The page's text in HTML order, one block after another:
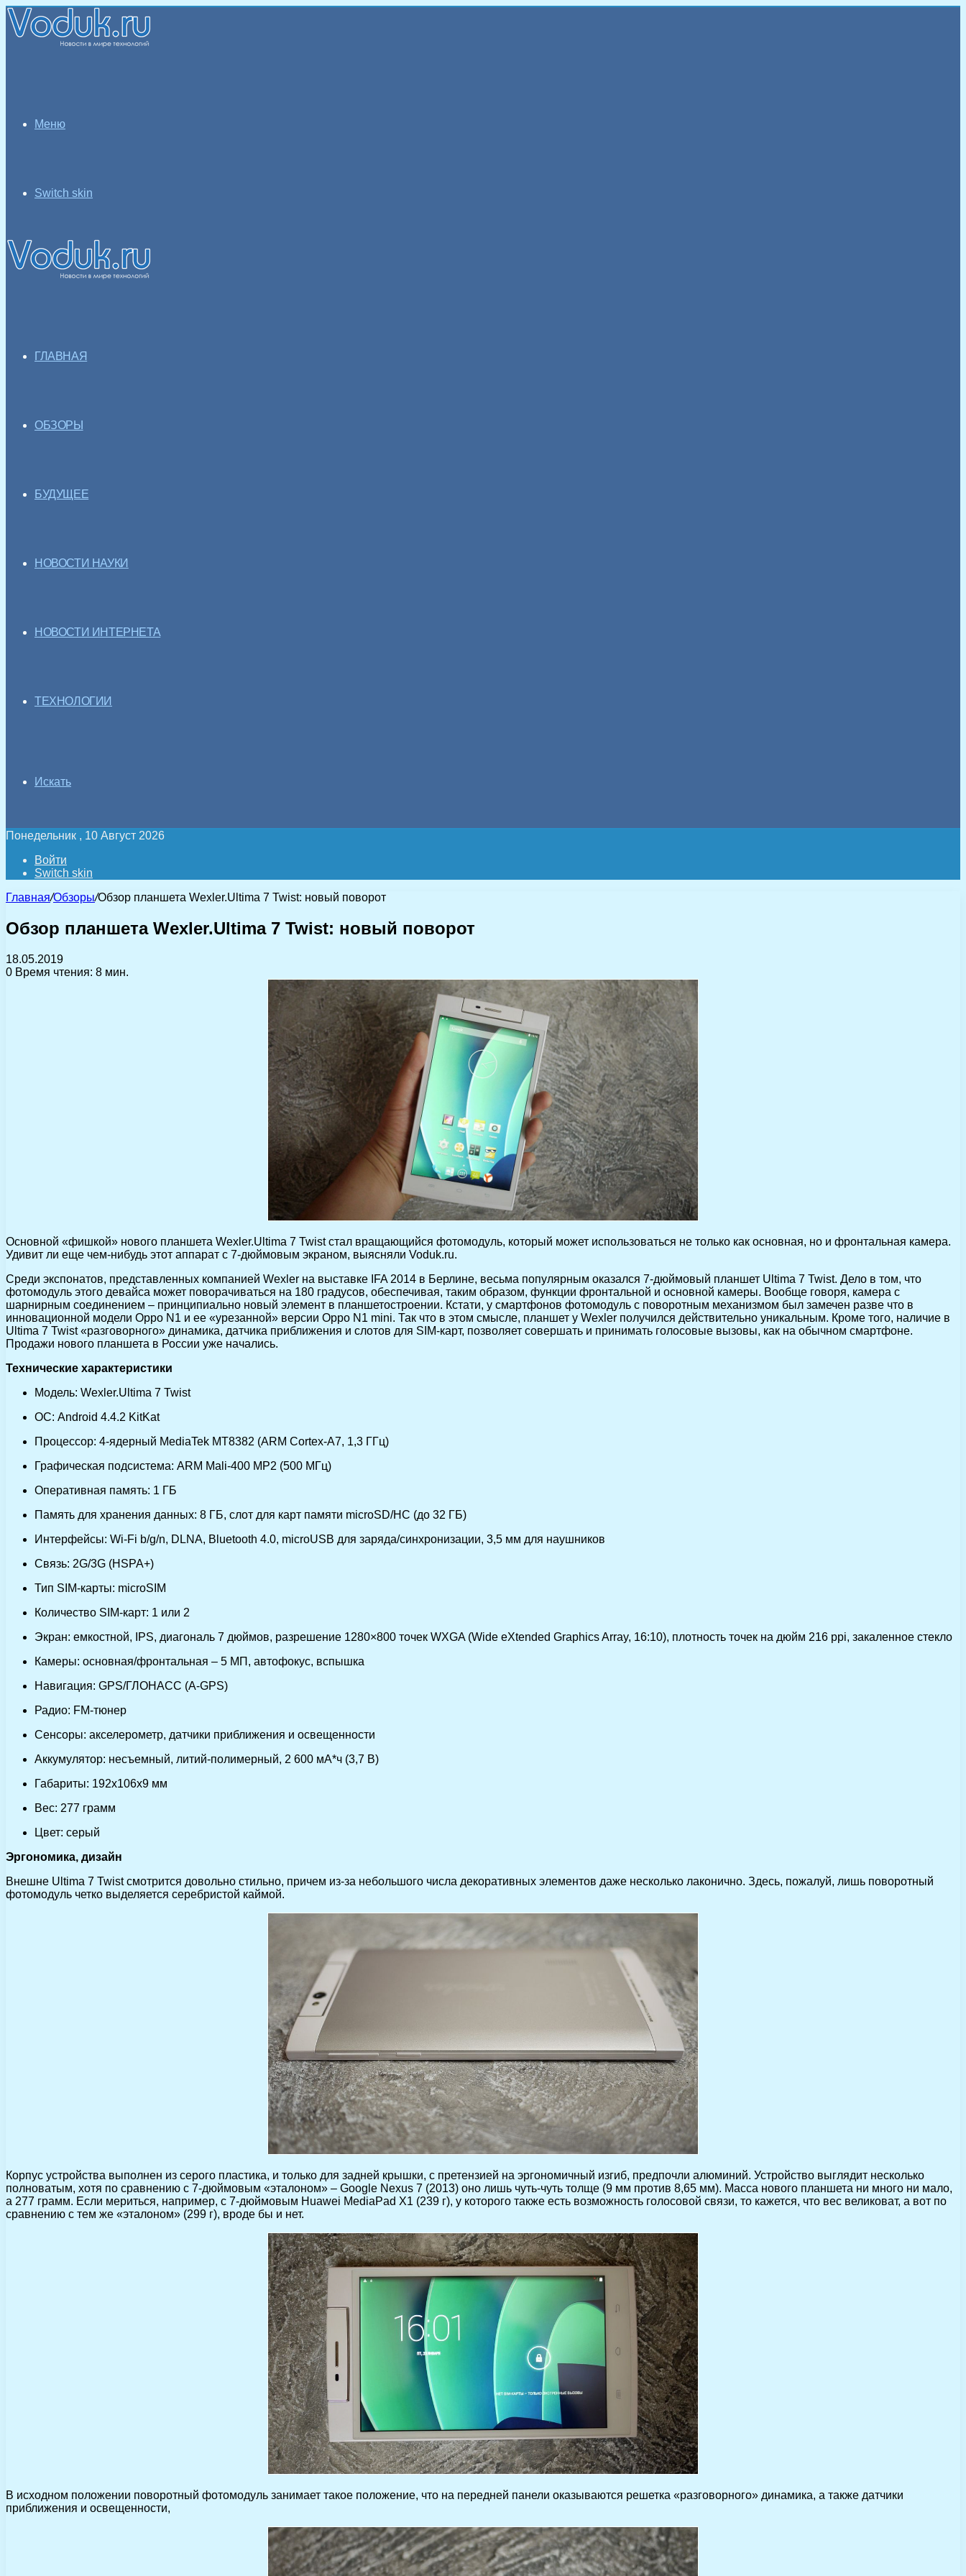
Меню
Switch skin
ГЛАВНАЯ
ОБЗОРЫ
БУДУЩЕЕ
НОВОСТИ НАУКИ
НОВОСТИ ИНТЕРНЕТА
ТЕХНОЛОГИИ
Искать
Понедельник , 10 Август 2026
Войти
Switch skin
Главная/Обзоры/Обзор планшета Wexler.Ultima 7 Twist: новый поворот
Обзор планшета Wexler.Ultima 7 Twist: новый поворот
18.05.2019
0 Время чтения: 8 мин.
Основной «фишкой» нового планшета Wexler.Ultima 7 Twist стал вращающийся фотомодуль, который может использоваться не только как основная, но и фронтальная камера.
Удивит ли еще чем-нибудь этот аппарат с 7-дюймовым экраном, выясняли Voduk.ru.
Среди экспонатов, представленных компанией Wexler на выставке IFA 2014 в Берлине, весьма популярным оказался 7-дюймовый планшет Ultima 7 Twist. Дело в том, что
фотомодуль этого девайса может поворачиваться на 180 градусов, обеспечивая, таким образом, функции фронтальной и основной камеры. Вообще говоря, камера c
шарнирным соединением – принципиально новый элемент в планшетостроении. Кстати, у смартфонов фотомодуль с поворотным механизмом был замечен разве что в
инновационной модели Oppo N1 и ее «урезанной» версии Oppo N1 mini. Так что в этом смысле, планшет у Wexler получился действительно уникальным. Кроме того, наличие в
Ultima 7 Twist «разговорного» динамика, датчика приближения и слотов для SIM-карт, позволяет совершать и принимать голосовые вызовы, как на обычном смартфоне.
Продажи нового планшета в России уже начались.
Технические характеристики
Модель: Wexler.Ultima 7 Twist
ОС: Android 4.4.2 KitKat
Процессор: 4-ядерный MediaTek MT8382 (ARM Cortex-A7, 1,3 ГГц)
Графическая подсистема: ARM Mali-400 MP2 (500 МГц)
Оперативная память: 1 ГБ
Память для хранения данных: 8 ГБ, слот для карт памяти microSD/HC (до 32 ГБ)
Интерфейсы: Wi-Fi b/g/n, DLNA, Bluetooth 4.0, microUSB для заряда/синхронизации, 3,5 мм для наушников
Связь: 2G/3G (HSPA+)
Тип SIM-карты: microSIM
Количество SIM-карт: 1 или 2
Экран: емкостной, IPS, диагональ 7 дюймов, разрешение 1280×800 точек WXGA (Wide eXtended Graphics Array, 16:10), плотность точек на дюйм 216 ppi, закаленное стекло
Камеры: основная/фронтальная – 5 МП, автофокус, вспышка
Навигация: GPS/ГЛОНАСС (A-GPS)
Радио: FM-тюнер
Сенсоры: акселерометр, датчики приближения и освещенности
Аккумулятор: несъемный, литий-полимерный, 2 600 мА*ч (3,7 В)
Габариты: 192x106x9 мм
Вес: 277 грамм
Цвет: серый
Эргономика, дизайн
Внешне Ultima 7 Twist смотрится довольно стильно, причем из-за небольшого числа декоративных элементов даже несколько лаконично. Здесь, пожалуй, лишь поворотный
фотомодуль четко выделяется серебристой каймой.
Корпус устройства выполнен из серого пластика, и только для задней крышки, с претензией на эргономичный изгиб, предпочли алюминий. Устройство выглядит несколько
полноватым, хотя по сравнению с 7-дюймовым «эталоном» – Google Nexus 7 (2013) оно лишь чуть-чуть толще (9 мм против 8,65 мм). Масса нового планшета ни много ни мало,
а 277 грамм. Если мериться, например, с 7-дюймовым Huawei MediaPad X1 (239 г), у которого также есть возможность голосовой связи, то кажется, что вес великоват, а вот по
сравнению с тем же «эталоном» (299 г), вроде бы и нет.
В исходном положении поворотный фотомодуль занимает такое положение, что на передней панели оказываются решетка «разговорного» динамика, а также датчики
приближения и освещенности,